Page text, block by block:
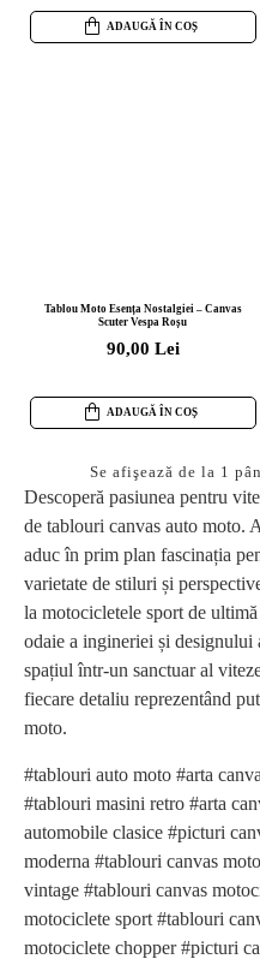
Descoperă pasiunea pentru
de tablouri canvas auto moto.
aduc în prim plan fascinația
varietate de stiluri și
la motocicletele sport de
odaie a ingineriei și designului
spațiul într-un sanctuar al
fiecare detaliu reprezentând
moto.
#tablouri auto moto #arta
#tablouri masini retro #arta
automobile clasice #picturi
moderna #tablouri canvas
vintage #tablouri canvas
motociclete sport #tablouri
motociclete chopper #picturi
ADAUGĂ ÎN COȘ
Tablou Moto Esența Nostalgiei – Canvas
Scuter Vespa Roșu
90,00 Lei
ADAUGĂ ÎN COȘ
Se afişează de la 1